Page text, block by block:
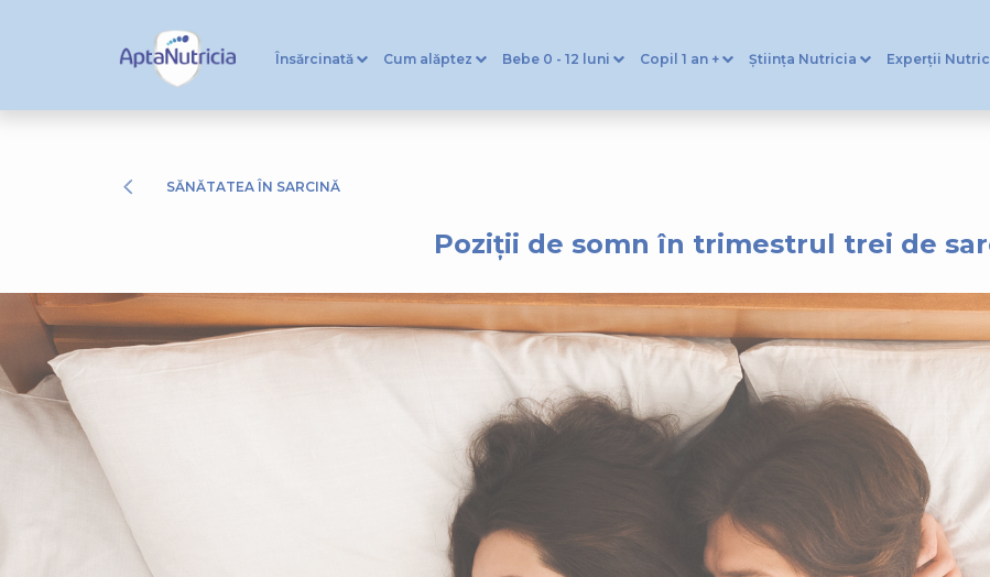
Însărcinată Cum alăptez Bebe 0 - 12 luni Copil 1 an + Știința Nutricia Experții
SĂNĂTATEA ÎN SARCINĂ
Poziții de somn în trimestrul trei de